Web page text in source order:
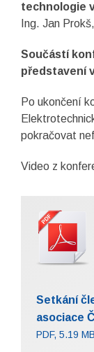
technologie
Ing. Jan
Součástí
představení
Po ukončení
pokračovat
Video z
Setkání
asociace
PDF, 5.19 MB